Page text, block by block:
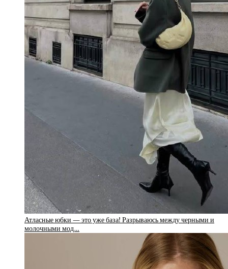
Атласные юбки — это уже база! Разрываюсь между черными и
молочными мод…